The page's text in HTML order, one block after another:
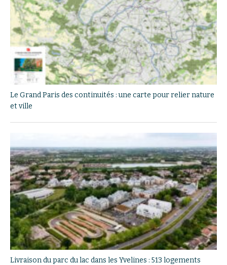
Le Grand Paris des continuités : une carte pour relier nature
et ville
Livraison du parc du lac dans les Yvelines : 513 logements